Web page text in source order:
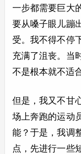
一步都需要巨大
要从嗓子眼儿蹦
受。我不得不停
充满了沮丧。当
不是根本就不适合
但是，我又不甘
场上奔跑的运动
能？于是，我调
点，先进行一些